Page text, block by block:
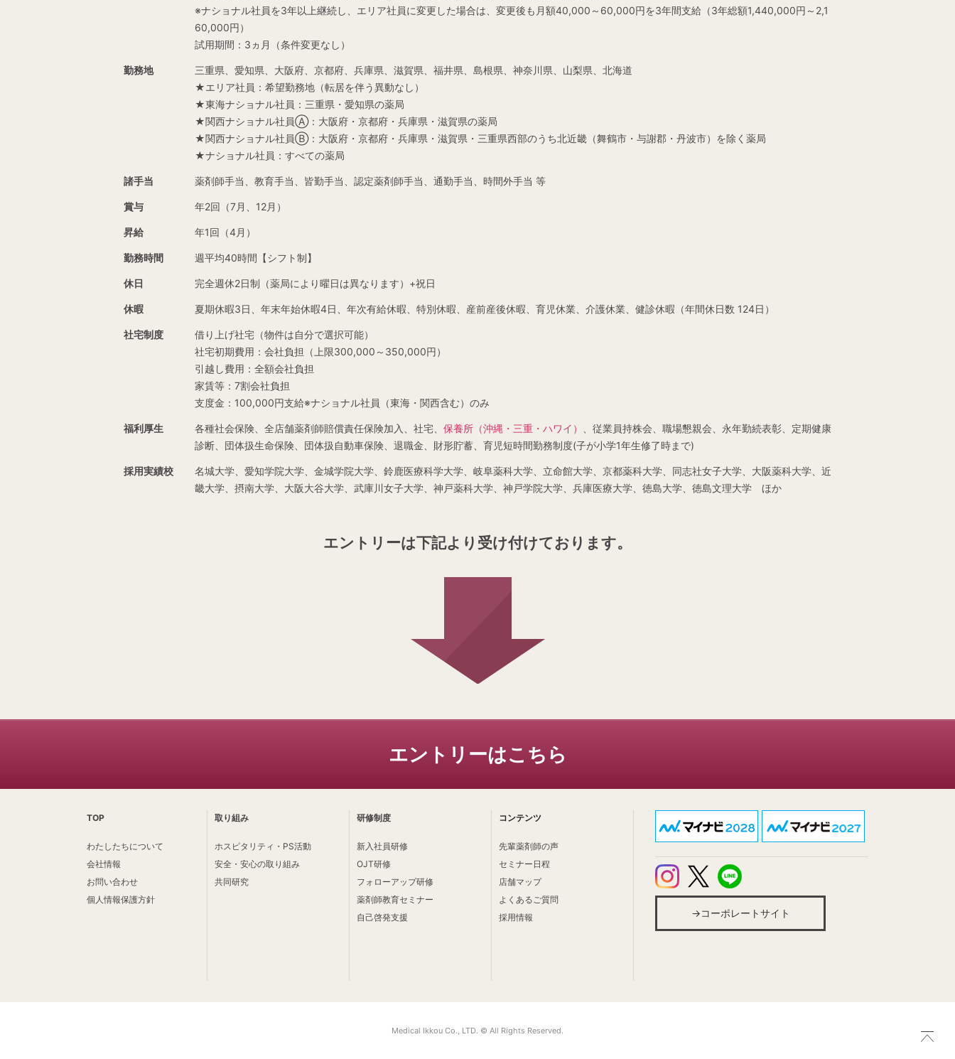
※ナショナル社員を3年以上継続し、エリア社員に変更した場合は、変更後も月額40,000～60,000円を3年間支給（3年総額1,440,000円～2,1
60,000円）
試用期間：3ヵ月（条件変更なし）
勤務地
三重県、愛知県、大阪府、京都府、兵庫県、滋賀県、福井県、島根県、神奈川県、山梨県、北海道
★エリア社員：希望勤務地（転居を伴う異動なし）
★東海ナショナル社員：三重県・愛知県の薬局
★関西ナショナル社員Ⓐ：大阪府・京都府・兵庫県・滋賀県の薬局
★関西ナショナル社員Ⓑ：大阪府・京都府・兵庫県・滋賀県・三重県西部のうち北近畿（舞鶴市・与謝郡・丹波市）を除く薬局
★ナショナル社員：すべての薬局
諸手当 薬剤師手当、教育手当、皆勤手当、認定薬剤師手当、通勤手当、時間外手当 等
賞与 年2回（7月、12月）
昇給 年1回（4月）
勤務時間 週平均40時間【シフト制】
休日 完全週休2日制（薬局により曜日は異なります）+祝日
休暇 夏期休暇3日、年末年始休暇4日、年次有給休暇、特別休暇、産前産後休暇、育児休業、介護休業、健診休暇（年間休日数 124日）
社宅制度
借り上げ社宅（物件は自分で選択可能）
社宅初期費用：会社負担（上限300,000～350,000円）
引越し費用：全額会社負担
家賃等：7割会社負担
支度金：100,000円支給※ナショナル社員（東海・関西含む）のみ
福利厚生 各種社会保険、全店舗薬剤師賠償責任保険加入、社宅、 保養所（沖縄・三重・ハワイ）
、従業員持株会、職場懇親会、永年勤続表彰、定期健康
診断、団体扱生命保険、団体扱自動車保険、退職金、財形貯蓄、育児短時間勤務制度(子が小学1年生修了時まで)
採用実績校
名城大学、愛知学院大学、金城学院大学、鈴鹿医療科学大学、岐阜薬科大学、立命館大学、京都薬科大学、同志社女子大学、大阪薬科大学、近
畿大学、摂南大学、大阪大谷大学、武庫川女子大学、神戸薬科大学、神戸学院大学、兵庫医療大学、徳島大学、徳島文理大学 ほか
エントリーは下記より受け付けております。
エントリーはこちら
TOP
わたしたちについて
会社情報
お問い合わせ
個人情報保護方針
取り組み
ホスピタリティ・PS活動
安全・安心の取り組み
共同研究
研修制度
新入社員研修
OJT研修
フォローアップ研修
薬剤師教育セミナー
自己啓発支援
コンテンツ
先輩薬剤師の声
セミナー日程
店舗マップ
よくあるご質問
採用情報
→コーポレートサイト
Medical Ikkou Co., LTD. © All Rights Reserved.